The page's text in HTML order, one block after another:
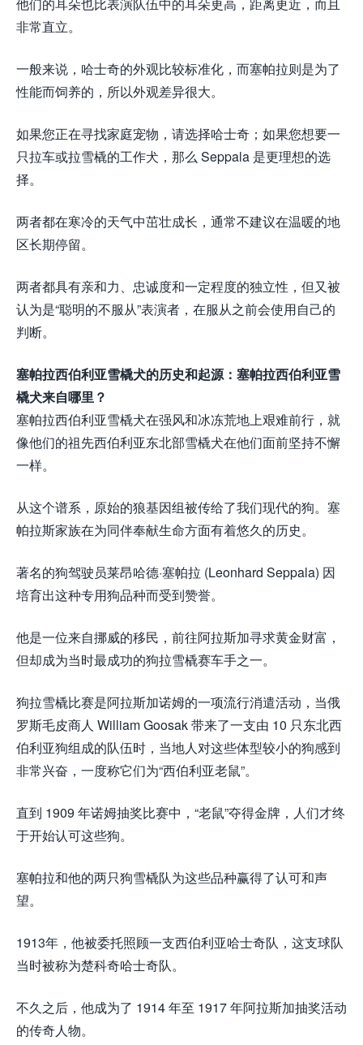
他们的耳朵也比表演队伍中的耳朵更高，距离更近，而且
非常直立。
一般来说，哈士奇的外观比较标准化，而塞帕拉则是为了
性能而饲养的，所以外观差异很大。
如果您正在寻找家庭宠物，请选择哈士奇；如果您想要一
只拉车或拉雪橇的工作犬，那么 Seppala 是更理想的选
择。
两者都在寒冷的天气中茁壮成长，通常不建议在温暖的地
区长期停留。
两者都具有亲和力、忠诚度和一定程度的独立性，但又被
认为是“聪明的不服从”表演者，在服从之前会使用自己的
判断。
塞帕拉西伯利亚雪橇犬的历史和起源：塞帕拉西伯利亚雪
橇犬来自哪里？
塞帕拉西伯利亚雪橇犬在强风和冰冻荒地上艰难前行，就
像他们的祖先西伯利亚东北部雪橇犬在他们面前坚持不懈
一样。
从这个谱系，原始的狼基因组被传给了我们现代的狗。塞
帕拉斯家族在为同伴奉献生命方面有着悠久的历史。
著名的狗驾驶员莱昂哈德·塞帕拉 (Leonhard Seppala) 因
培育出这种专用狗品种而受到赞誉。
他是一位来自挪威的移民，前往阿拉斯加寻求黄金财富，
但却成为当时最成功的狗拉雪橇赛车手之一。
狗拉雪橇比赛是阿拉斯加诺姆的一项流行消遣活动，当俄
罗斯毛皮商人 William Goosak 带来了一支由 10 只东北西
伯利亚狗组成的队伍时，当地人对这些体型较小的狗感到
非常兴奋，一度称它们为“西伯利亚老鼠”。
直到 1909 年诺姆抽奖比赛中，“老鼠”夺得金牌，人们才终
于开始认可这些狗。
塞帕拉和他的两只狗雪橇队为这些品种赢得了认可和声
望。
1913年，他被委托照顾一支西伯利亚哈士奇队，这支球队
当时被称为楚科奇哈士奇队。
不久之后，他成为了 1914 年至 1917 年阿拉斯加抽奖活动
的传奇人物。